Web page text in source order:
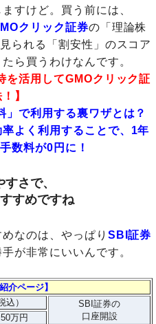
すけど。買う前には、
クリック証券の「理論株
られる「割安性」のスコア
ら買うわけなんです。
を活用してGMOクリック証
】
」で利用する裏ワザとは？
よく利用することで、1年
数料が0円に！
さで、
すめですね
なのは、やっぱり SBI証券
が非常にいいんです。
介ページ】
）
SBI証券の
口座開設
50万円